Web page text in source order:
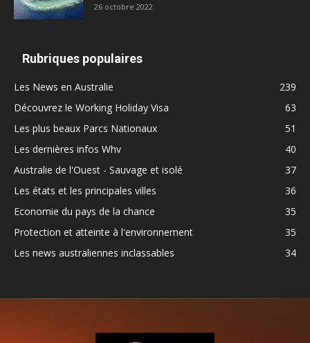
26 octobre 2022
Rubriques populaires
Les News en Australie
239
Découvrez le Working Holiday Visa
63
Les plus beaux Parcs Nationaux
51
Les dernières infos Whv
40
Australie de l'Ouest - Sauvage et isolé
37
Les états et les principales villes
36
Economie du pays de la chance
35
Protection et atteinte à l'environnement
35
Les news australiennes inclassables
34